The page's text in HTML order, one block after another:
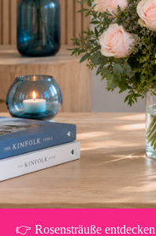
👉 Rosensträuße entdecken